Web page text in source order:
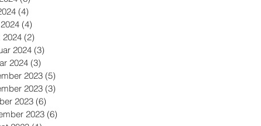
(4)
(4)
2024 (2)
2024 (3)
2024 (3)
2023 (5)
2023 (3)
2023 (6)
2023 (6)